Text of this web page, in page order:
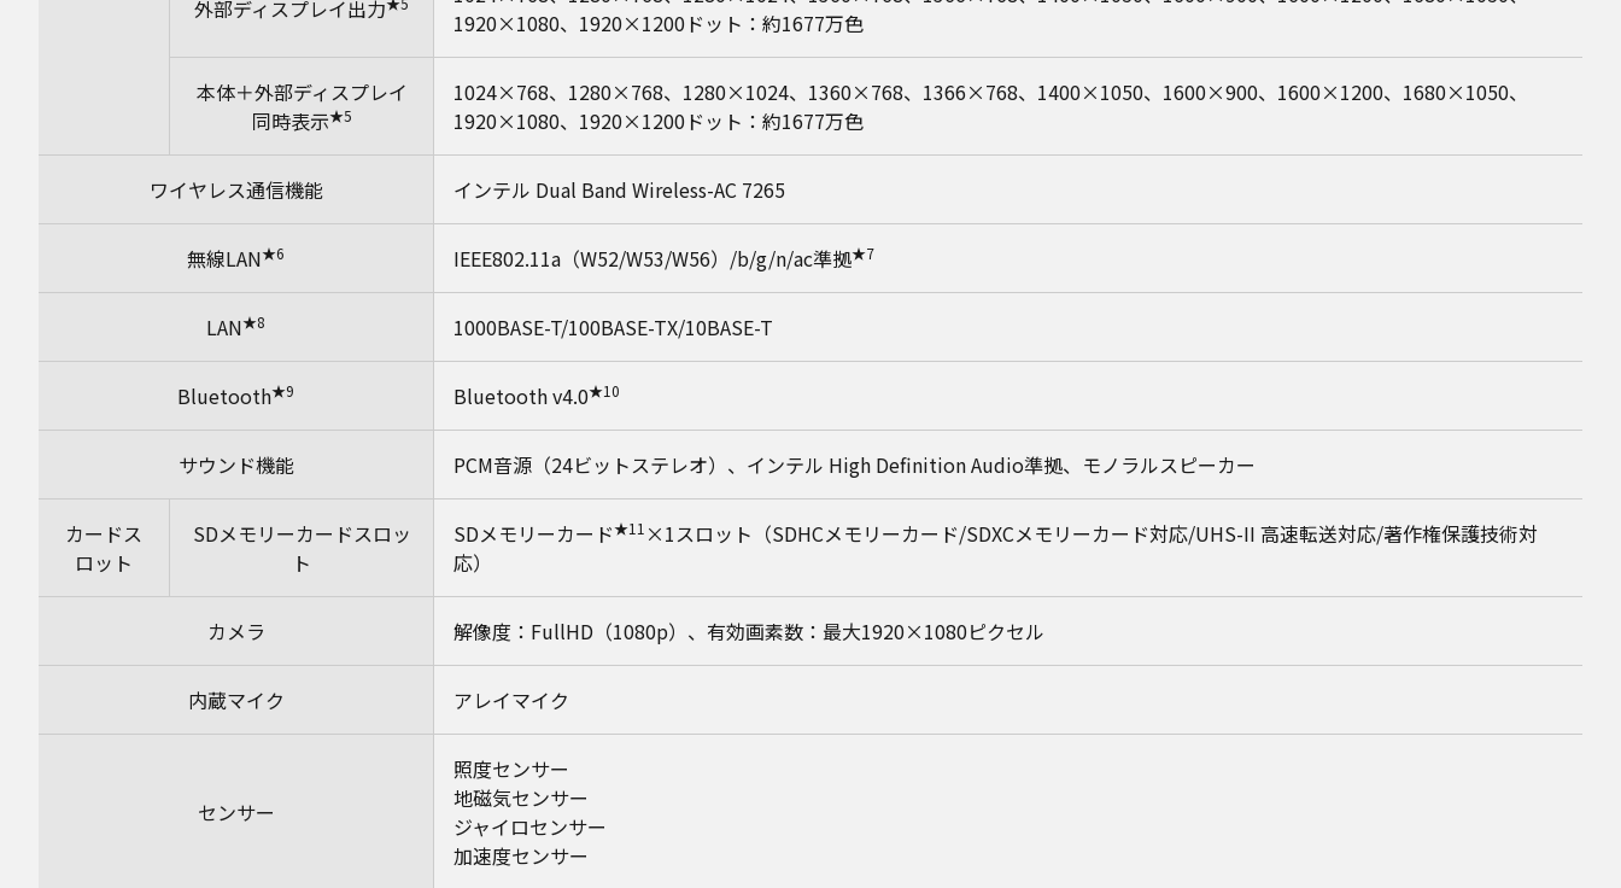
外部ディスプレイ出力
1920×1080、1920×1200ドット：約1677万色
本体＋外部ディスプレイ
同時表示★5
1024×768、1280×768、1280×1024、1360×768、1366×768、1400×1050、1600×900、1600×1200、1680×1050、
1920×1080、1920×1200ドット：約1677万色
ワイヤレス通信機能 インテル Dual Band Wireless-AC 7265
無線LAN★6 IEEE802.11a（W52/W53/W56）/b/g/n/ac準拠★7
LAN★8 1000BASE-T/100BASE-TX/10BASE-T
Bluetooth★9 Bluetooth v4.0★10
サウンド機能 PCM音源（24ビットステレオ）、インテル High Definition Audio準拠、モノラルスピーカー
カードス
ロット
SDメモリーカードスロッ
ト
SDメモリーカード★11 ×1スロット（SDHCメモリーカード/SDXCメモリーカード対応/UHS-II 高速転送対応/著作権保護技術対
応）
カメラ 解像度：FullHD（1080p）、有効画素数：最大1920×1080ピクセル
内蔵マイク アレイマイク
センサー
照度センサー
地磁気センサー
ジャイロセンサー
加速度センサー